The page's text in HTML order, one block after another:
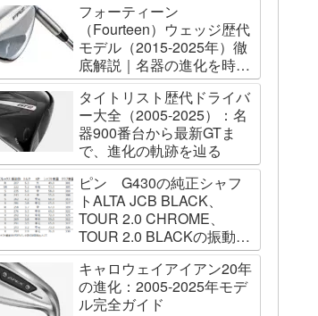
フォーティーン
（Fourteen）ウェッジ歴代
モデル（2015-2025年）徹
底解説｜名器の進化を時系
列で辿る
タイトリスト歴代ドライバ
ー大全（2005-2025）：名
器900番台から最新GTま
で、進化の軌跡を辿る
ピン G430の純正シャフ
トALTA JCB BLACK、
TOUR 2.0 CHROME、
TOUR 2.0 BLACKの振動数
を測ってみました
キャロウェイアイアン20年
の進化：2005-2025年モデ
ル完全ガイド